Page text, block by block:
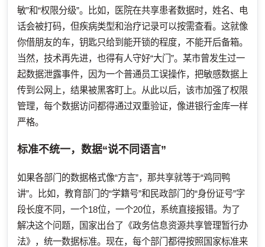
敏”和“权限分级”。比如，医院在共享患者数据时，姓名、电
话会被打码，但疾病类型和治疗记录可以按需查看。这就像
你借朋友的车，钥匙只给到能开锁的程度，不能开后备箱。
当然，技术再先进，也得有人守好“大门”。某市曾发生过一
起数据泄露事件，因为一个普通员工误操作，把敏感数据上
传到公网上，结果被黑客盯上。从此以后，该市加强了权限
管理，每个数据访问都得通过双重验证，像进银行金库一样
严格。
标准不统一，数据“说不同语言”
如果各部门的数据格式像“方言”，那共享就等于“鸡同鸭
讲”。比如，教育部门的“学籍号”和民政部门的“身份证号”字
段长度不同，一个18位，一个20位，系统直接报错。为了
解决这个问题，国家出台了《政务信息资源共享管理暂行办
法》，统一数据标准。现在，每个部门都得按照国家标准来